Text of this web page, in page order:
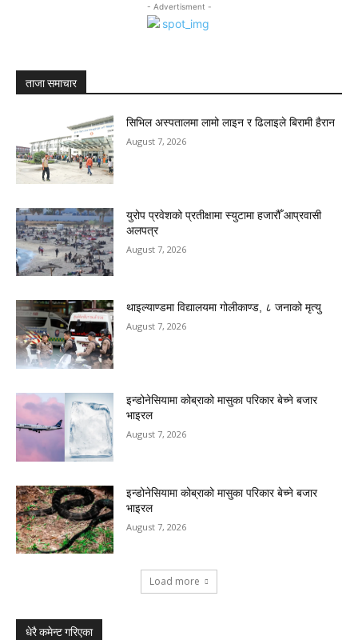
- Advertisment -
ताजा समाचार
सिभिल अस्पतालमा लामो लाइन र ढिलाइले बिरामी हैरान
August 7, 2026
युरोप प्रवेशको प्रतीक्षामा स्युटामा हजारौँ आप्रवासी
अलपत्र
August 7, 2026
थाइल्याण्डमा विद्यालयमा गोलीकाण्ड, ८ जनाको मृत्यु
August 7, 2026
इन्डोनेसियामा कोब्राको मासुका परिकार बेच्ने बजार
भाइरल
August 7, 2026
इन्डोनेसियामा कोब्राको मासुका परिकार बेच्ने बजार
भाइरल
August 7, 2026
Load more
धेरै कमेन्ट गरिएका